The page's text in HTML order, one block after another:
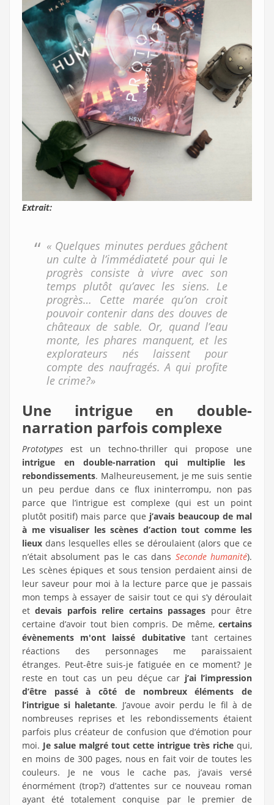
Extrait:
« Quelques minutes perdues gâchent
un culte à l’immédiateté pour qui le
progrès consiste à vivre avec son
temps plutôt qu’avec les siens. Le
progrès… Cette marée qu’on croit
pouvoir contenir dans des douves de
châteaux de sable. Or, quand l’eau
monte, les phares manquent, et les
explorateurs nés laissent pour
compte des naufragés. A qui profite
le crime?»
Une intrigue en double-
narration parfois complexe
Prototypes est un techno-thriller qui propose une
intrigue en double-narration qui multiplie les
rebondissements. Malheureusement, je me suis sentie
un peu perdue dans ce flux ininterrompu, non pas
parce que l’intrigue est complexe (qui est un point
plutôt positif) mais parce que j’avais beaucoup de mal
à me visualiser les scènes d’action tout comme les
lieux dans lesquelles elles se déroulaient (alors que ce
n’était absolument pas le cas dans Seconde humanité).
Les scènes épiques et sous tension perdaient ainsi de
leur saveur pour moi à la lecture parce que je passais
mon temps à essayer de saisir tout ce qui s’y déroulait
etdevais parfois relire certains passages pour être
certaine d’avoir tout bien compris. De même, certains
évènements m'ont laissé dubitativetant certaines
réactions des personnages me paraissaient
étranges. Peut-être suis-je fatiguée en ce moment? Je
reste en tout cas un peu déçue car j’ai l’impression
d’être passé à côté de nombreux éléments de
l’intrigue si haletante. J’avoue avoir perdu le fil à de
nombreuses reprises et les rebondissements étaient
parfois plus créateur de confusion que d’émotion pour
moi. Je salue malgré tout cette intrigue très riche qui,
en moins de 300 pages, nous en fait voir de toutes les
couleurs. Je ne vous le cache pas, j’avais versé
énormément (trop?) d’attentes sur ce nouveau roman
ayant été totalement conquise par le premier de